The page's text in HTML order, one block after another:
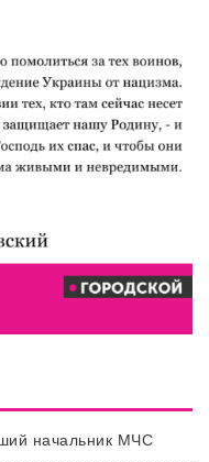
начальник МЧС